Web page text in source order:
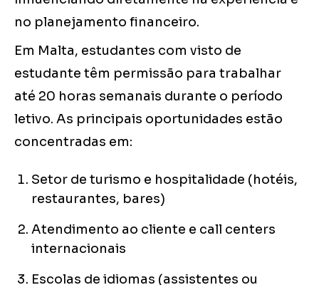
no planejamento financeiro.
Em Malta, estudantes com visto de
estudante têm permissão para trabalhar
até 20 horas semanais durante o período
letivo. As principais oportunidades estão
concentradas em:
Setor de turismo e hospitalidade (hotéis,
restaurantes, bares)
Atendimento ao cliente e call centers
internacionais
Escolas de idiomas (assistentes ou